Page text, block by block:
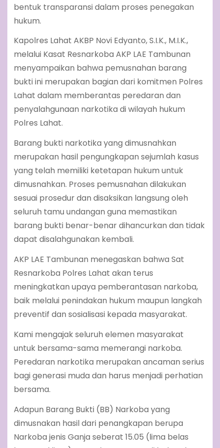
bentuk transparansi dalam proses penegakan
hukum.
Kapolres Lahat AKBP Novi Edyanto, S.I.K., M.I.K.,
melalui Kasat Resnarkoba AKP LAE Tambunan
menyampaikan bahwa pemusnahan barang
bukti ini merupakan bagian dari komitmen Polres
Lahat dalam memberantas peredaran dan
penyalahgunaan narkotika di wilayah hukum
Polres Lahat.
Barang bukti narkotika yang dimusnahkan
merupakan hasil pengungkapan sejumlah kasus
yang telah memiliki ketetapan hukum untuk
dimusnahkan. Proses pemusnahan dilakukan
sesuai prosedur dan disaksikan langsung oleh
seluruh tamu undangan guna memastikan
barang bukti benar-benar dihancurkan dan tidak
dapat disalahgunakan kembali.
AKP LAE Tambunan menegaskan bahwa Sat
Resnarkoba Polres Lahat akan terus
meningkatkan upaya pemberantasan narkoba,
baik melalui penindakan hukum maupun langkah
preventif dan sosialisasi kepada masyarakat.
Kami mengajak seluruh elemen masyarakat
untuk bersama-sama memerangi narkoba.
Peredaran narkotika merupakan ancaman serius
bagi generasi muda dan harus menjadi perhatian
bersama.
Adapun Barang Bukti (BB) Narkoba yang
dimusnakan hasil dari penangkapan berupa
Narkoba jenis Ganja seberat 15.05 (lima belas